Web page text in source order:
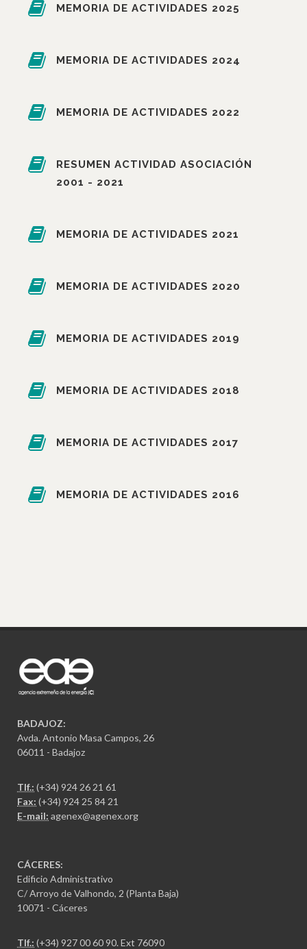
MEMORIA DE ACTIVIDADES 2025
MEMORIA DE ACTIVIDADES 2024
MEMORIA DE ACTIVIDADES 2022
RESUMEN ACTIVIDAD ASOCIACIÓN
2001 - 2021
MEMORIA DE ACTIVIDADES 2021
MEMORIA DE ACTIVIDADES 2020
MEMORIA DE ACTIVIDADES 2019
MEMORIA DE ACTIVIDADES 2018
MEMORIA DE ACTIVIDADES 2017
MEMORIA DE ACTIVIDADES 2016
BADAJOZ:
Avda. Antonio Masa Campos, 26
06011 - Badajoz
Tlf.: (+34) 924 26 21 61
Fax: (+34) 924 25 84 21
E-mail: agenex@agenex.org
CÁCERES:
Edificio Administrativo
C/ Arroyo de Valhondo, 2 (Planta Baja)
10071 - Cáceres
Tlf.: (+34) 927 00 60 90. Ext 76090